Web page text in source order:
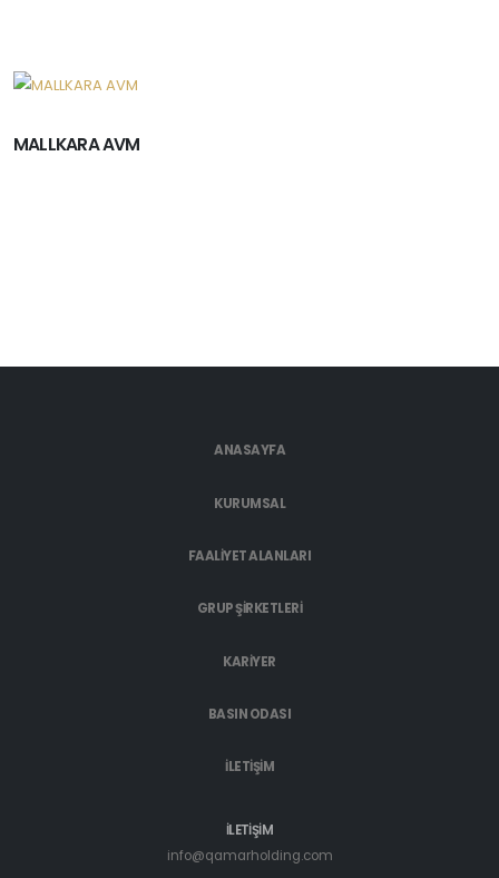
MALLKARA AVM
ANASAYFA
KURUMSAL
FAALİYET ALANLARI
GRUP ŞİRKETLERİ
KARİYER
BASIN ODASI
İLETİŞİM
İLETİŞİM
info@qamarholding.com